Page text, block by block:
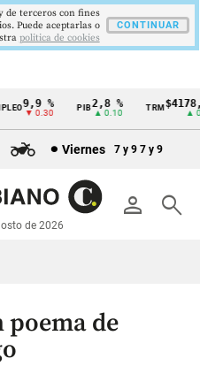
9,9 %
▼ 0.30
PIB2,8 %
▲ 0.10
TRM
▲
Viernes 7 y 9 7 y 9
person search
de 2026
de
de terceros con fines
Puede aceptarlas o
politica de cookies
CONTINUAR